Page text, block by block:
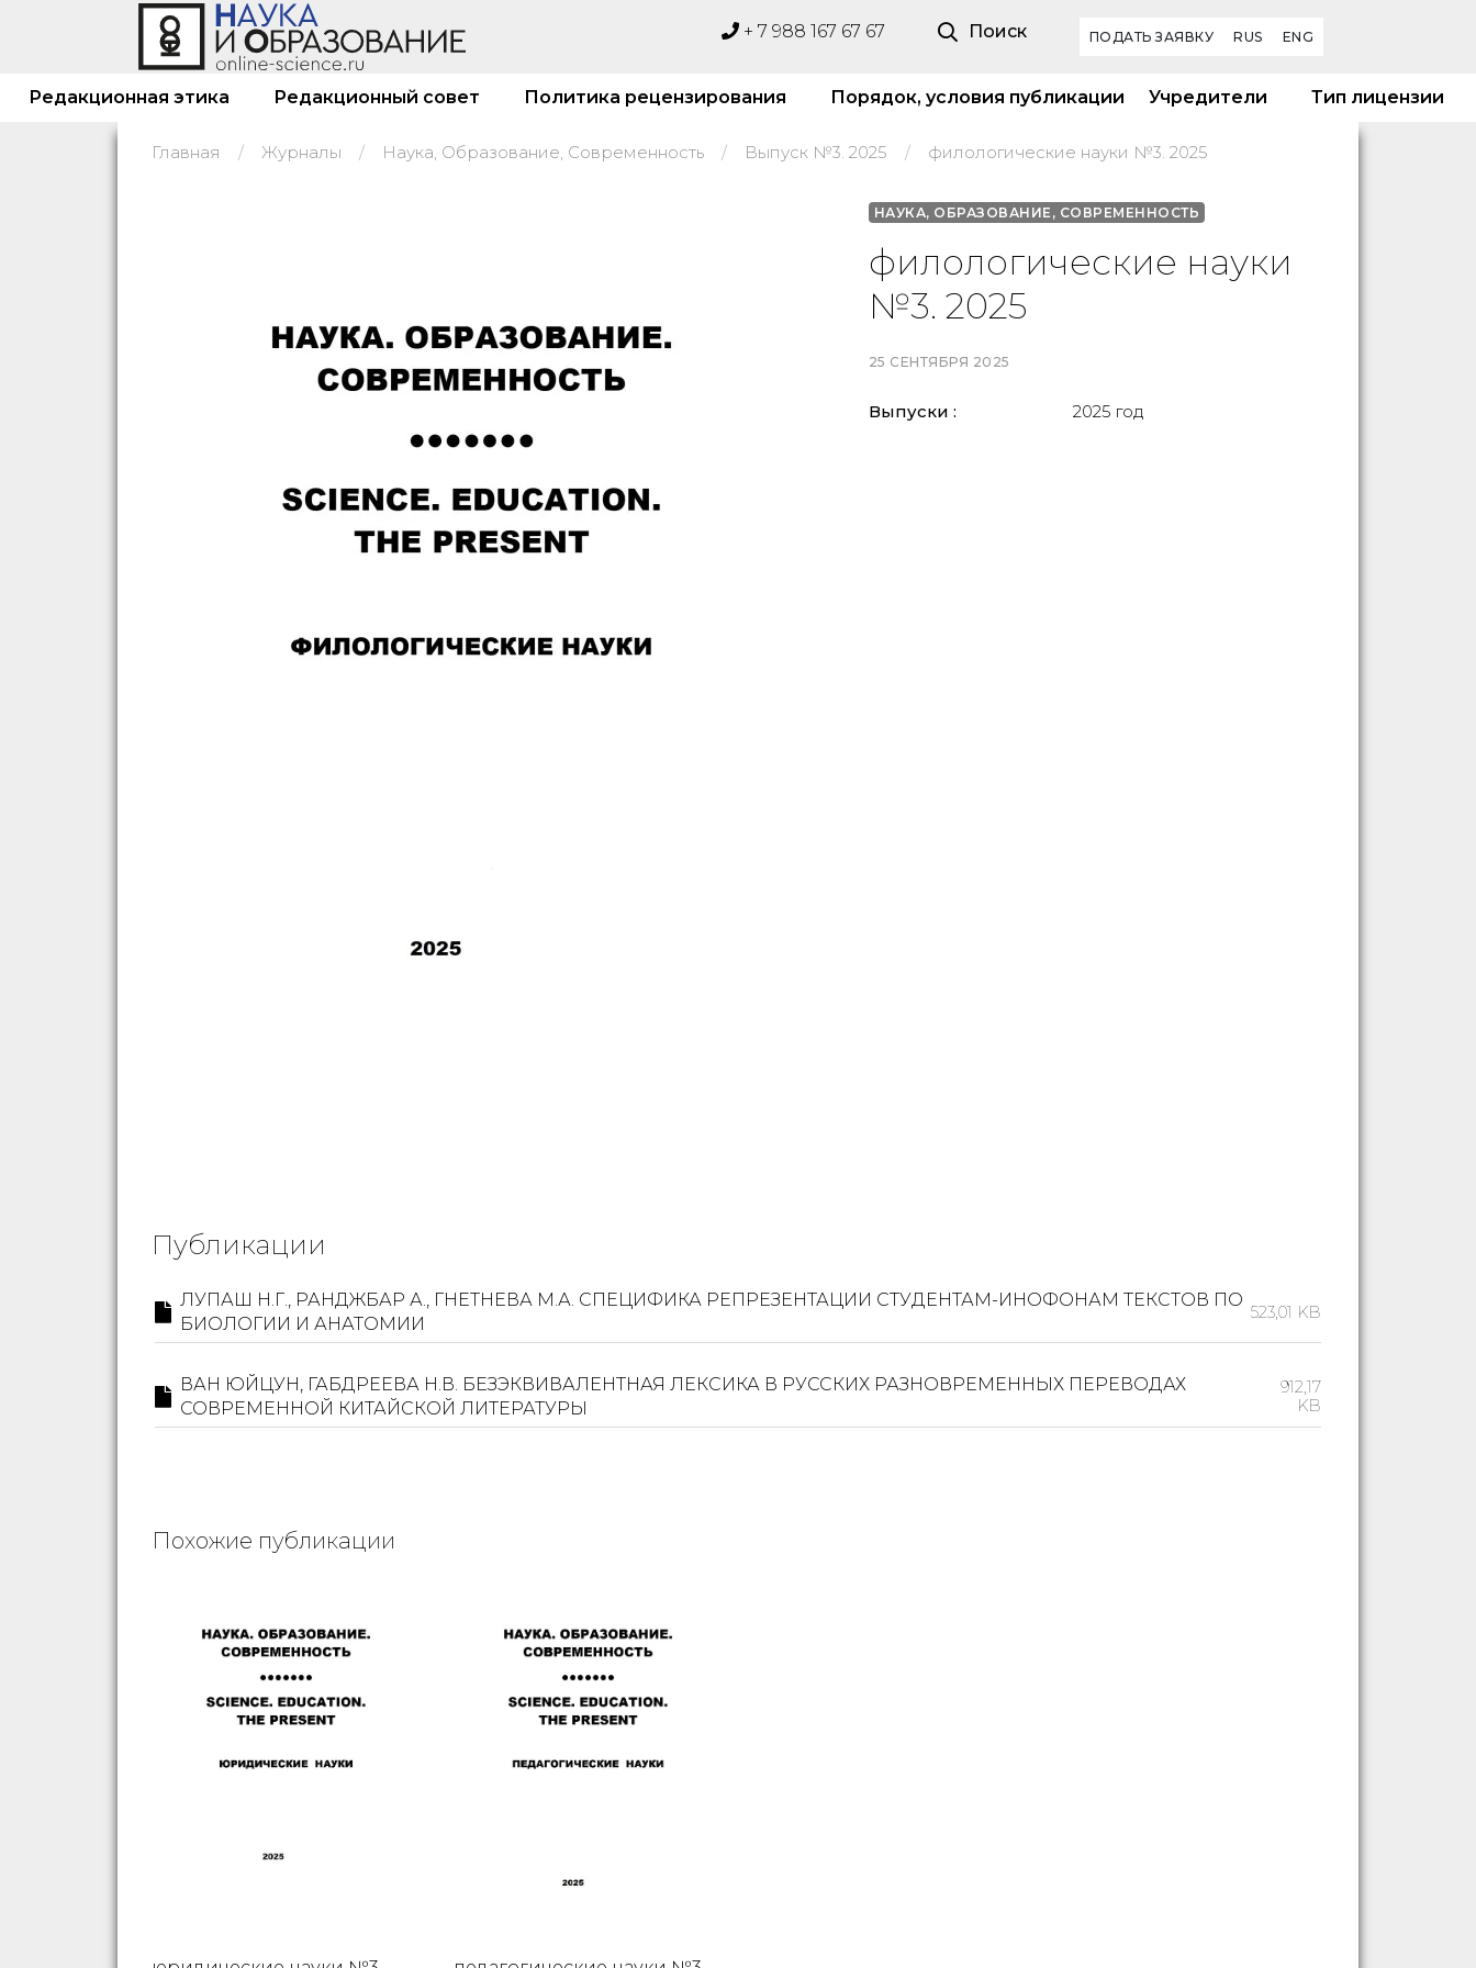
+ 7 988 167 67 67 Поиск ПОДАТЬ ЗАЯВКУ RUS ENG
Редакционная этика Редакционный совет Политика рецензирования Порядок, условия публикации Учредители Тип лицензии
Главная Журналы Наука, Образование, Современность Выпуск №3. 2025 филологические науки №3. 2025
НАУКА, ОБРАЗОВАНИЕ, СОВРЕМЕННОСТЬ
филологические науки
№3. 2025
25 СЕНТЯБРЯ 2025
Выпуски : 2025 год
Публикации
ЛУПАШ Н.Г., РАНДЖБАР А., ГНЕТНЕВА М.А. СПЕЦИФИКА РЕПРЕЗЕНТАЦИИ СТУДЕНТАМ-ИНОФОНАМ ТЕКСТОВ ПО
БИОЛОГИИ И АНАТОМИИ
523,01 KB
ВАН ЮЙЦУН, ГАБДРЕЕВА Н.В. БЕЗЭКВИВАЛЕНТНАЯ ЛЕКСИКА В РУССКИХ РАЗНОВРЕМЕННЫХ ПЕРЕВОДАХ
СОВРЕМЕННОЙ КИТАЙСКОЙ ЛИТЕРАТУРЫ
912,17
KB
Похожие публикации